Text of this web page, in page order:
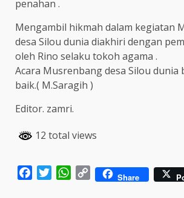
penahan .
Mengambil hikmah dalam kegiatan
desa Silou dunia diakhiri dengan
oleh Rino selaku tokoh agama .
Acara Musrenbang desa Silou dunia
baik.( M.Saragih )
Editor. zamri.
12 total views
FacebookTwitterWhatsApp
Copy Share